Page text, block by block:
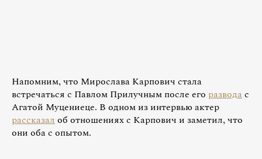
Напомним, что Мирослава Карпович стала
встречаться с Павлом Прилучным после его разводас
Агатой Муцениеце. В одном из интервью актер
рассказал об отношениях с Карпович и заметил, что
они оба с опытом.